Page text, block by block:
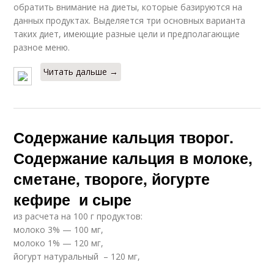
обратить внимание на диеты, которые базируются на
данных продуктах. Выделяется три основных варианта
таких диет, имеющие разные цели и предполагающие
разное меню.
Читать дальше →
Содержание кальция творог.
Содержание кальция в молоке,
сметане, твороге, йогурте
кефире и сыре
из расчета на 100 г продуктов:
молоко 3% — 100 мг,
молоко 1% — 120 мг,
йогурт натуральный – 120 мг,